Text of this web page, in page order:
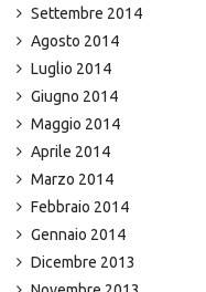
Settembre 2014
Agosto 2014
Luglio 2014
Giugno 2014
Maggio 2014
Aprile 2014
Marzo 2014
Febbraio 2014
Gennaio 2014
Dicembre 2013